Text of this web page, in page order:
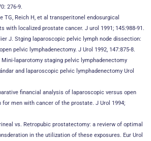
276-9.
TG, Reich H, et al transperitonel endosurgical
with localized prostate cancer. J urol 1991; 145:988-91.
J. Stging laparoscopic pelvic lymph node dissection:
pelvic lymphadenectomy. J Urol 1992, 147:875-8.
laparotomy staging pelvic lymphadenectomy
and laparoscopic pelvic lymphadenectomy Urol
financial analysis of laparoscopic versus open
for men with cancer of the prostate. J Urol 1994;
vs. Retropubic prostatectomy: a revierw of optimal
in the utilization of these exposures. Eur Urol